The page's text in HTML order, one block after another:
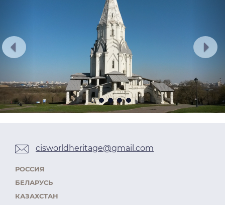
cisworldheritage@gmail.com
РОССИЯ
БЕЛАРУСЬ
КАЗАХСТАН